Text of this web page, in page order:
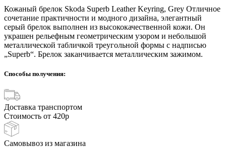
Кожаный брелок Skoda Superb Leather Keyring, Grey Отличное
сочетание практичности и модного дизайна, элегантный
серый брелок выполнен из высококачественной кожи. Он
украшен рельефным геометрическим узором и небольшой
металлической табличкой треугольной формы с надписью
„Superb“. Брелок заканчивается металлическим зажимом.
Способы получения:
Доставка транспортом
Стоимость от 420р
Самовывоз из магазина